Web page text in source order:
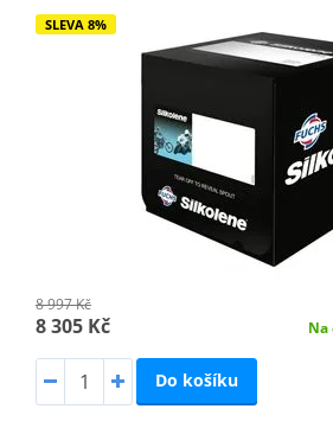
SLEVA 8%
8 997 Kč
8 305 Kč Na
Do košíku